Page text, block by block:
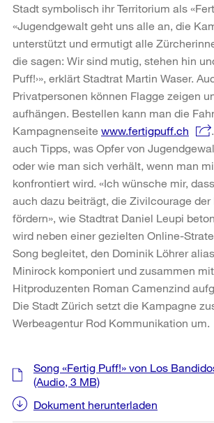
Stadt symbolisch ihr Territorium als
«Jugendgewalt geht uns alle an, die
unterstützt und ermutigt alle
die sagen: Wir sind mutig, stehen hin
Puff!›», erklärt Stadtrat Martin Waser.
Privatpersonen können Flagge zeigen
aufhängen. Bestellen kann man die
Kampagnenseite www.fertigpuff.ch
auch Tipps, was Opfer von
oder wie man sich verhält, wenn man
konfrontiert wird. «Ich wünsche mir,
auch dazu beiträgt, die Zivilcourage der
fördern», wie Stadtrat Daniel Leupi
wird neben einer gezielten Online-
Song begleitet, den Dominik Löhrer
Minirock komponiert und zusammen
Hitproduzenten Roman Camenzind
Die Stadt Zürich setzt die Kampagne
Werbeagentur Rod Kommunikation um.
Weitere
Informationen
Song «Fertig Puff!» von Los
(Audio, 3 MB)
Dokument herunterladen